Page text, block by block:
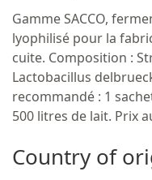
Gamme SACCO,
lyophilisé pour la
cuite. Composition :
Lactobacillus
recommandé : 1
500 litres de lait. Prix
Country of